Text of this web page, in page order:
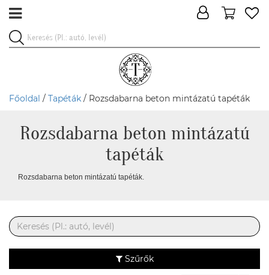
Főoldal / Tapéták / Rozsdabarna beton mintázatú tapéták
Rozsdabarna beton mintázatú
tapéták
Rozsdabarna beton mintázatú tapéták.
Szűrők